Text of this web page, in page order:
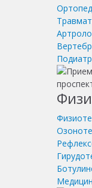
Ортопед
Подиатр